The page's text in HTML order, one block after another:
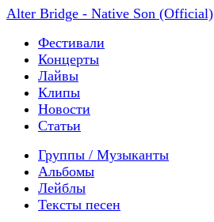
Alter Bridge - Native Son (Official)
Фестивали
Концерты
Лайвы
Клипы
Новости
Статьи
Группы / Музыканты
Альбомы
Лейблы
Тексты песен